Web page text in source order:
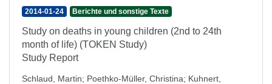
2014-01-24 Berichte und sonstige Texte
Study on deaths in young children (2nd to 24th
month of life) (TOKEN Study)
Study Report
Schlaud, Martin; Poethko-Müller, Christina; Kuhnert,